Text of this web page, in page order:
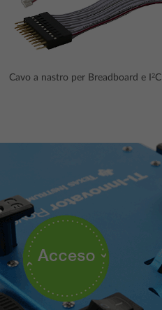
Cavo a nastro per Breadboard e I2C